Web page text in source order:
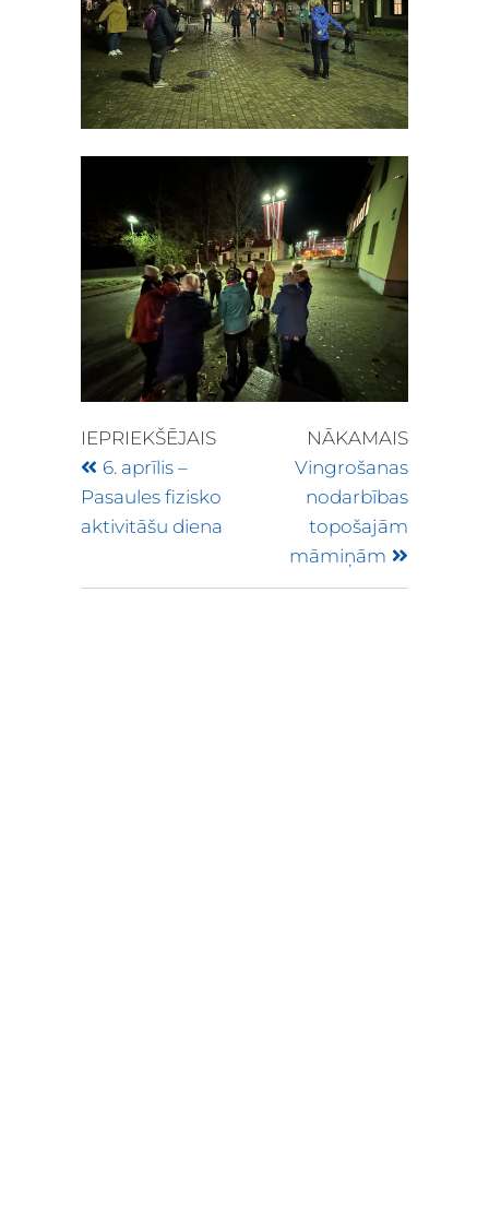
IEPRIEKŠĒJAIS
6. aprīlis –
Pasaules fizisko
aktivitāšu diena
NĀKAMAIS
Vingrošanas
nodarbības
topošajām
māmiņām